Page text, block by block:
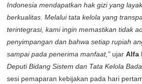
Indonesia mendapatkan hak gizi yang
berkualitas. Melalui tata kelola yang
terintegrasi, kami ingin memastikan tidak
penyimpangan dan bahwa setiap rupiah
sampai pada penerima manfaat,” ujar Alfa
Deputi Bidang Sistem dan Tata Kelola
sesi pemaparan kebijakan pada hari